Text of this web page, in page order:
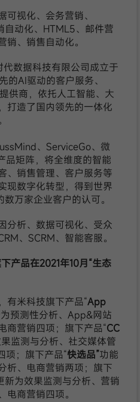
可视化、会务营销、
自动化、HTML5、邮件营
、销售自动化。
代数据科技有限公司成立于
的AI驱动的客户服务、
供商，依托人工智能、大
打造了国内领先的一体化
、ServiceGo、微
品矩阵，将全维度的智能
、销售管理、客户服务等
现数字化转型，得到世界
万家企业客户的认可。
分析、数据可视化、受众
、SCRM、智能客服。
产品在2021年10月“生态
有米科技旗下产品“App
预测性分析、App&网站
商营销四项；旗下产品“CC
监测与分析、社交媒体管
项；旗下产品“快选品”功能
析、电商营销两项；旗下
新为效果监测与分析、营销
电商营销四项。